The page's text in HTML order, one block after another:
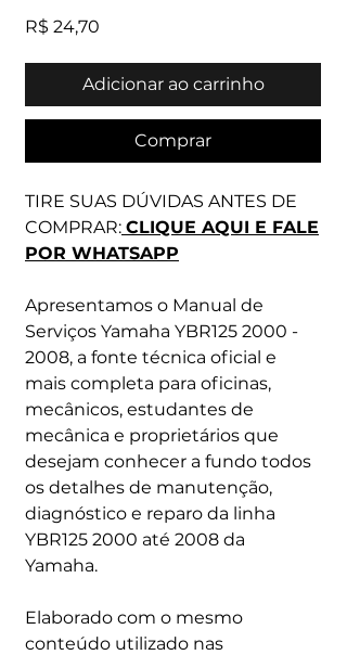
R$ 24,70
Adicionar ao carrinho
Comprar
TIRE SUAS DÚVIDAS ANTES DE
COMPRAR: CLIQUE AQUI E FALE
POR WHATSAPP
Apresentamos o Manual de
Serviços Yamaha YBR125 2000 -
2008, a fonte técnica oficial e
mais completa para oficinas,
mecânicos, estudantes de
mecânica e proprietários que
desejam conhecer a fundo todos
os detalhes de manutenção,
diagnóstico e reparo da linha
YBR125 2000 até 2008 da
Yamaha.
Elaborado com o mesmo
conteúdo utilizado nas